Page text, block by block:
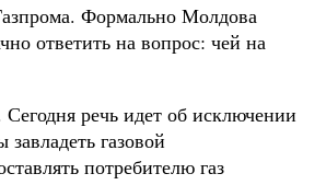
Формально Молдова
ответить на вопрос: чей на
речь идет об исключении
газовой
потребителю газ